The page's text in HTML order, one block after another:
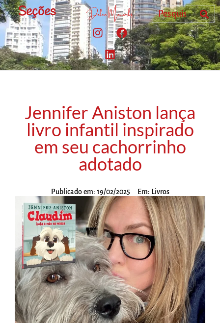
Seções
Jennifer Aniston lança
livro infantil inspirado
em seu cachorrinho
adotado
Publicado em: 19/02/2025 Em: Livros